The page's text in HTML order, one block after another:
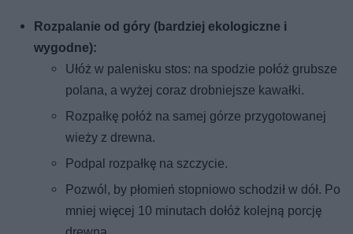
Rozpalanie od góry (bardziej ekologiczne i
wygodne):
Ułóż w palenisku stos: na spodzie połóż grubsze
polana, a wyżej coraz drobniejsze kawałki.
Rozpałkę połóż na samej górze przygotowanej
wieży z drewna.
Podpal rozpałkę na szczycie.
Pozwól, by płomień stopniowo schodził w dół. Po
mniej więcej 10 minutach dołóż kolejną porcję